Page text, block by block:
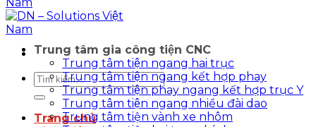
Tìm
kiếm:
Trang chủ
Trung tâm gia công tiện CNC
Trung tâm tiện ngang hai trục
Trung tâm tiện ngang kết hợp phay
Trung tâm tiện phay ngang kết hợp trục Y
Trung tâm tiện ngang nhiều đài dao
Trung tâm tiện vành xe nhôm